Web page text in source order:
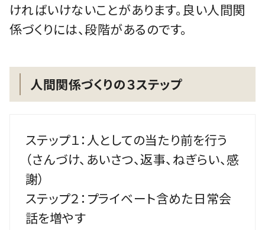
ければいけないことがあります。良い人間関
係づくりには、段階があるのです。
人間関係づくりの３ステップ
ステップ１：人としての当たり前を行う
（さんづけ、あいさつ、返事、ねぎらい、感
謝）
ステップ２：プライベート含めた日常会
話を増やす